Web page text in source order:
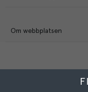
Om webbplatsen
Menigo Foodservice AB